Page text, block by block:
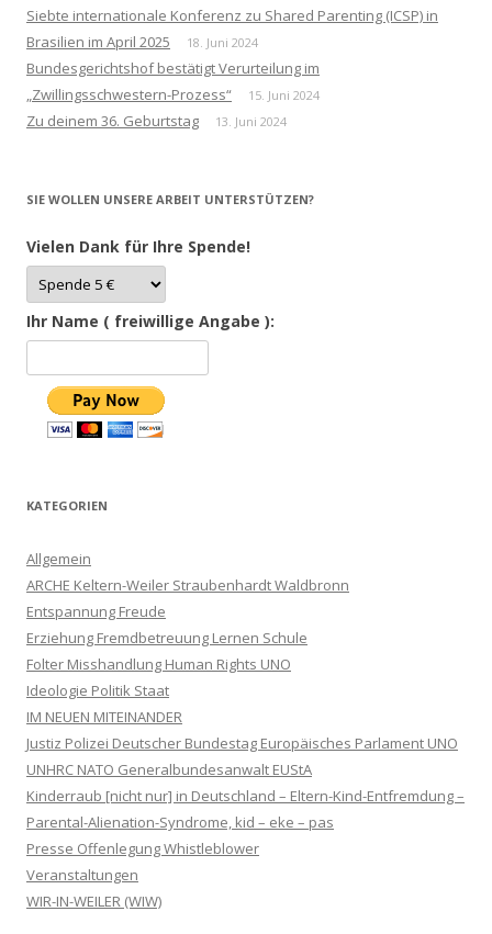
Siebte internationale Konferenz zu Shared Parenting (ICSP) in
Brasilien im April 2025
18. Juni 2024
Bundesgerichtshof bestätigt Verurteilung im
„Zwillingsschwestern-Prozess“
15. Juni 2024
Zu deinem 36. Geburtstag 13. Juni 2024
SIE WOLLEN UNSERE ARBEIT UNTERSTÜTZEN?
Vielen Dank für Ihre Spende!
Ihr Name ( freiwillige Angabe ):
KATEGORIEN
Allgemein
ARCHE Keltern-Weiler Straubenhardt Waldbronn
Entspannung Freude
Erziehung Fremdbetreuung Lernen Schule
Folter Misshandlung Human Rights UNO
Ideologie Politik Staat
IM NEUEN MITEINANDER
Justiz Polizei Deutscher Bundestag Europäisches Parlament UNO
UNHRC NATO Generalbundesanwalt EUStA
Kinderraub [nicht nur] in Deutschland – Eltern-Kind-Entfremdung –
Parental-Alienation-Syndrome, kid – eke – pas
Presse Offenlegung Whistleblower
Veranstaltungen
WIR-IN-WEILER (WIW)